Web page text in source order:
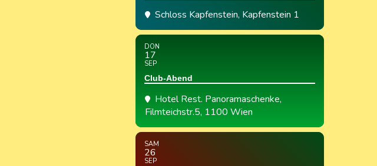
Schloss Kapfenstein, Kapfenstein 1
DON
17
SEP
Club-Abend
Hotel Rest. Panoramaschenke,
Filmteichstr.5, 1100 Wien
SAM
26
SEP